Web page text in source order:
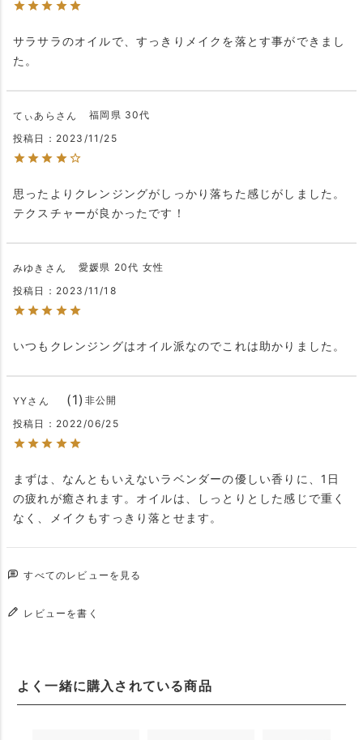
サラサラのオイルで、すっきりメイクを落とす事ができまし
た。
てぃあら 福岡県 30代
投稿日
2023/11/25
思ったよりクレンジングがしっかり落ちた感じがしました。
テクスチャーが良かったです！
みゆき 愛媛県 20代 女性
投稿日
2023/11/18
いつもクレンジングはオイル派なのでこれは助かりました。
YY 1
非公開
投稿日
2022/06/25
まずは、なんともいえないラベンダーの優しい香りに、1日
の疲れが癒されます。オイルは、しっとりとした感じで重く
なく、メイクもすっきり落とせます。
すべてのレビューを見る
レビューを書く
よく一緒に購入されている商品